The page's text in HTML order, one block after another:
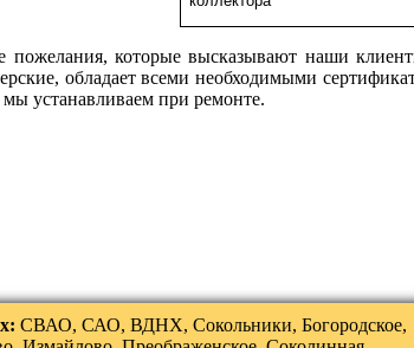
пожелания, которые высказывают наши
обладает всеми необходимыми
устанавливаем при ремонте.
СВАО, САО, ВДНХ, Сокольники, Богородское,